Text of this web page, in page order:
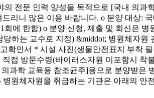
전문 인력 양성을 목적으로 [국내 의과
니 많은 이용 바랍니다. o 분양 대상:
에 한함) o 분양 신청, 제출 및 회신은
하는 교수로 지정) &middot; 병원체자원
확인서 * 시설 사진(생물안전표지 부착
접 방문수령(바이러스자원 미포함시
과학 교육용 참조균주]용으로 분양받은
원체자원을 취급하는 기관은 아래의 안